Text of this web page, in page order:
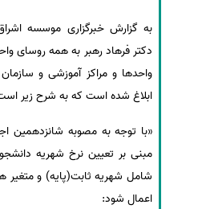
سفارش تولید محتوا
سفارش ترجمه همزمان
سفارش چکیده گرافیکی
سفارش تهیه کاورلتر
سفارش انگیزه‌نامه‌SOP
به گزارش خبرگزاری موسسه
دکتر فرهاد رهبر به همه روسای
واحدها و مراکز آموزشی و
ابلاغ شده است که به شرح زیر
«با توجه به مصوبه شانزدهمین
مبنی بر تعیین نرخ شهریه
شامل شهریه ثابت(پایه) و متغیر
اعمال شود: